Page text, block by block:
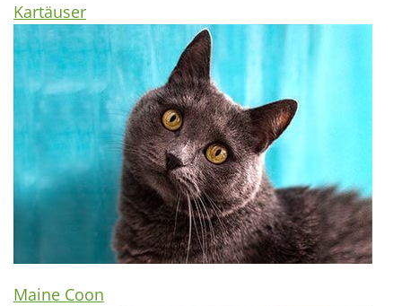
Kartäuser
Maine Coon